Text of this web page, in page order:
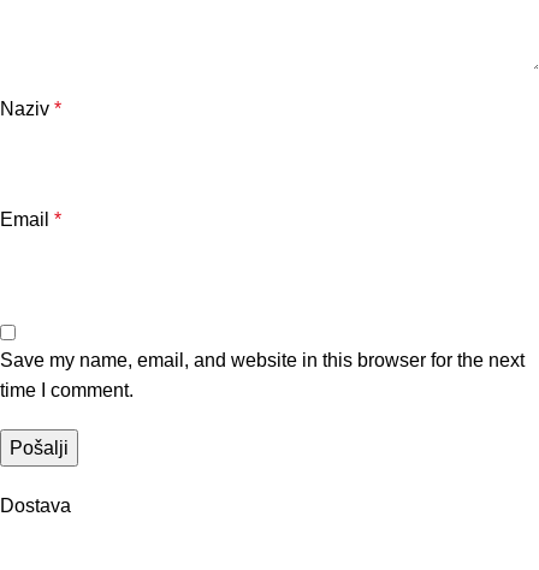
Naziv *
Email *
Save my name, email, and website in this browser for the next
time I comment.
Dostava